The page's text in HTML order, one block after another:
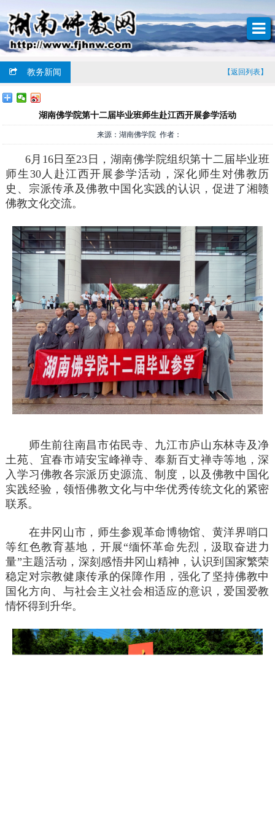
教务新闻 【返回列表】
湖南佛学院第十二届毕业班师生赴江西开展参学活动
来源：湖南佛学院 作者：
6月16日至23日，湖南佛学院组织第十二届毕业班
师生30人赴江西开展参学活动，深化师生对佛教历
史、宗派传承及佛教中国化实践的认识，促进了湘赣
佛教文化交流。
师生前往南昌市佑民寺、九江市庐山东林寺及净
土苑、宜春市靖安宝峰禅寺、奉新百丈禅寺等地，深
入学习佛教各宗派历史源流、制度，以及佛教中国化
实践经验，领悟佛教文化与中华优秀传统文化的紧密
联系。
在井冈山市，师生参观革命博物馆、黄洋界哨口
等红色教育基地，开展“缅怀革命先烈，汲取奋进力
量”主题活动，深刻感悟井冈山精神，认识到国家繁荣
稳定对宗教健康传承的保障作用，强化了坚持佛教中
国化方向、与社会主义社会相适应的意识，爱国爱教
情怀得到升华。